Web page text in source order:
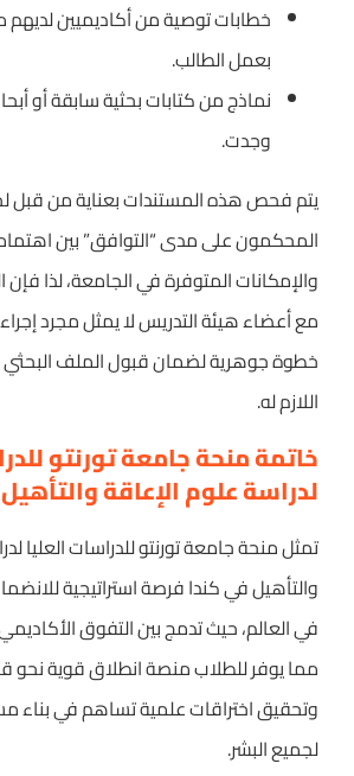
خطابات توصية من أكاديميين
بعمل الطالب.
نماذج من كتابات بحثية سابقة أو
وجدت.
يتم فحص هذه المستندات بعناية من قبل
المحكمون على مدى “التوافق” بين
والإمكانات المتوفرة في الجامعة، لذا
مع أعضاء هيئة التدريس لا يمثل مجرد
خطوة جوهرية لضمان قبول الملف
اللازم له.
خاتمة منحة جامعة تورنتو
لدراسة علوم الإعاقة
تمثل منحة جامعة تورنتو للدراسات العليا
والتأهيل في كندا فرصة استراتيجية
في العالم، حيث تدمج بين التفوق الأكاديمي
مما يوفر للطلاب منصة انطلاق قوية نحو
وتحقيق اختراقات علمية تساهم في بناء
لجميع البشر.